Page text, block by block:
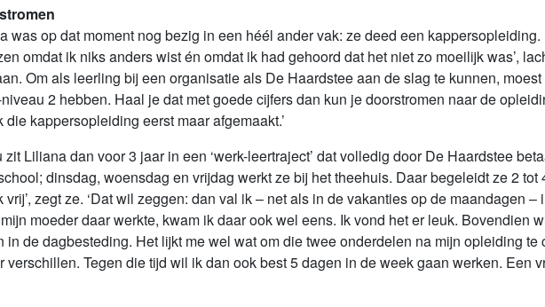
was op dat moment nog bezig in een héél ander vak: ze deed een kappersopleiding.
omdat ik niks anders wist én omdat ik had gehoord dat het niet zo moeilijk was’,
Om als leerling bij een organisatie als De Haardstee aan de slag te kunnen,
2 hebben. Haal je dat met goede cijfers dan kun je doorstromen naar de
die kappersopleiding eerst maar afgemaakt.’
zit Liliana dan voor 3 jaar in een ‘werk-leertraject’ dat volledig door De Haardstee
dinsdag, woensdag en vrijdag werkt ze bij het theehuis. Daar begeleidt ze 2 tot
vrij’, zegt ze. ‘Dat wil zeggen: dan val ik – net als in de vakanties op de maandagen
moeder daar werkte, kwam ik daar ook wel eens. Ik vond het er leuk. Bovendien
in de dagbesteding. Het lijkt me wel wat om die twee onderdelen na mijn opleiding te
verschillen. Tegen die tijd wil ik dan ook best 5 dagen in de week gaan werken. Een